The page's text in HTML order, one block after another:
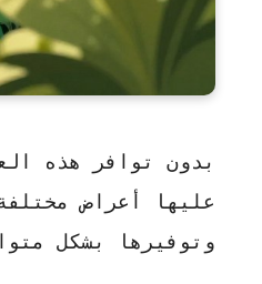
بدون توافر هذه
عليها أعراض
وتوفيرها بشكل